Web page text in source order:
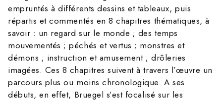
empruntés à différents dessins et tableaux, puis
répartis et commentés en 8 chapitres thématiques, à
savoir : un regard sur le monde ; des temps
mouvementés ; péchés et vertus ; monstres et
démons ; instruction et amusement ; drôleries
imagées. Ces 8 chapitres suivent à travers l’œuvre un
parcours plus ou moins chronologique. A ses
débuts, en effet, Bruegel s’est focalisé sur les